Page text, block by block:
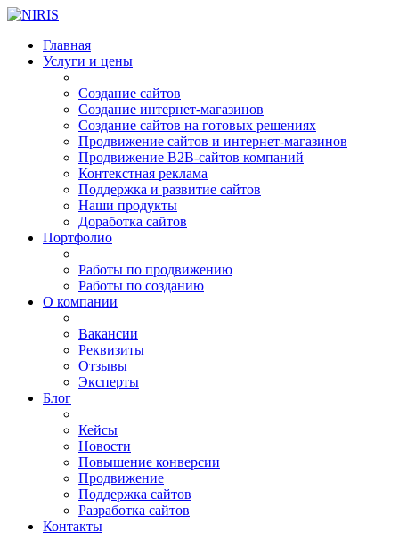
Главная
Услуги и цены
Создание сайтов
Создание интернет-магазинов
Создание сайтов на готовых решениях
Продвижение сайтов и интернет-магазинов
Продвижение B2B-сайтов компаний
Контекстная реклама
Поддержка и развитие сайтов
Наши продукты
Доработка сайтов
Портфолио
Работы по продвижению
Работы по созданию
О компании
Вакансии
Реквизиты
Отзывы
Эксперты
Блог
Кейсы
Новости
Повышение конверсии
Продвижение
Поддержка сайтов
Разработка сайтов
Контакты